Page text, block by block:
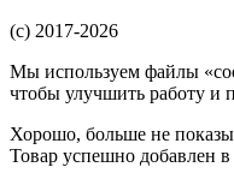
(c) 2017-2026
Мы используем файлы
чтобы улучшить работу и
Хорошо, больше не
Товар успешно добавлен в